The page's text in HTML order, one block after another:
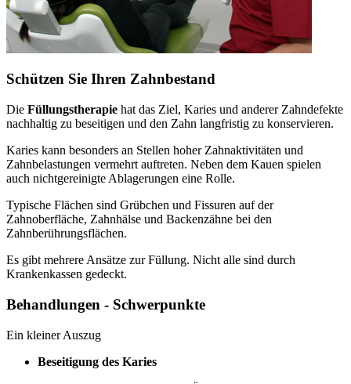
Schützen Sie Ihren Zahnbestand
Die Füllungstherapie hat das Ziel, Karies und anderer Zahndefekte
nachhaltig zu beseitigen und den Zahn langfristig zu konservieren.
Karies kann besonders an Stellen hoher Zahnaktivitäten und
Zahnbelastungen vermehrt auftreten. Neben dem Kauen spielen
auch nichtgereinigte Ablagerungen eine Rolle.
Typische Flächen sind Grübchen und Fissuren auf der
Zahnoberfläche, Zahnhälse und Backenzähne bei den
Zahnberührungsflächen.
Es gibt mehrere Ansätze zur Füllung. Nicht alle sind durch
Krankenkassen gedeckt.
Behandlungen - Schwerpunkte
Ein kleiner Auszug
Beseitigung des Karies